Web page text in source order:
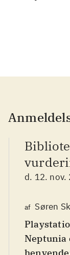
d. 12. nov.
af Søren
Neptunia